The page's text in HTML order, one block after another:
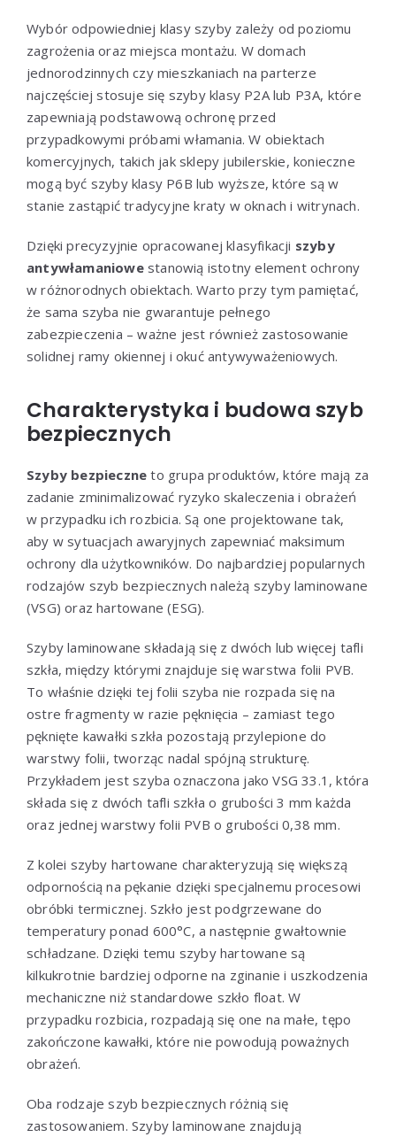
Wybór odpowiedniej klasy szyby zależy od poziomu
zagrożenia oraz miejsca montażu. W domach
jednorodzinnych czy mieszkaniach na parterze
najczęściej stosuje się szyby klasy P2A lub P3A, które
zapewniają podstawową ochronę przed
przypadkowymi próbami włamania. W obiektach
komercyjnych, takich jak sklepy jubilerskie, konieczne
mogą być szyby klasy P6B lub wyższe, które są w
stanie zastąpić tradycyjne kraty w oknach i witrynach.
Dzięki precyzyjnie opracowanej klasyfikacji szyby
antywłamaniowestanowią istotny element ochrony
w różnorodnych obiektach. Warto przy tym pamiętać,
że sama szyba nie gwarantuje pełnego
zabezpieczenia – ważne jest również zastosowanie
solidnej ramy okiennej i okuć antywyważeniowych.
Charakterystyka i budowa szyb
bezpiecznych
Szyby bezpieczne to grupa produktów, które mają za
zadanie zminimalizować ryzyko skaleczenia i obrażeń
w przypadku ich rozbicia. Są one projektowane tak,
aby w sytuacjach awaryjnych zapewniać maksimum
ochrony dla użytkowników. Do najbardziej popularnych
rodzajów szyb bezpiecznych należą szyby laminowane
(VSG) oraz hartowane (ESG).
Szyby laminowane składają się z dwóch lub więcej tafli
szkła, między którymi znajduje się warstwa folii PVB.
To właśnie dzięki tej folii szyba nie rozpada się na
ostre fragmenty w razie pęknięcia – zamiast tego
pęknięte kawałki szkła pozostają przylepione do
warstwy folii, tworząc nadal spójną strukturę.
Przykładem jest szyba oznaczona jako VSG 33.1, która
składa się z dwóch tafli szkła o grubości 3 mm każda
oraz jednej warstwy folii PVB o grubości 0,38 mm.
Z kolei szyby hartowane charakteryzują się większą
odpornością na pękanie dzięki specjalnemu procesowi
obróbki termicznej. Szkło jest podgrzewane do
temperatury ponad 600°C, a następnie gwałtownie
schładzane. Dzięki temu szyby hartowane są
kilkukrotnie bardziej odporne na zginanie i uszkodzenia
mechaniczne niż standardowe szkło float. W
przypadku rozbicia, rozpadają się one na małe, tępo
zakończone kawałki, które nie powodują poważnych
obrażeń.
Oba rodzaje szyb bezpiecznych różnią się
zastosowaniem. Szyby laminowane znajdują